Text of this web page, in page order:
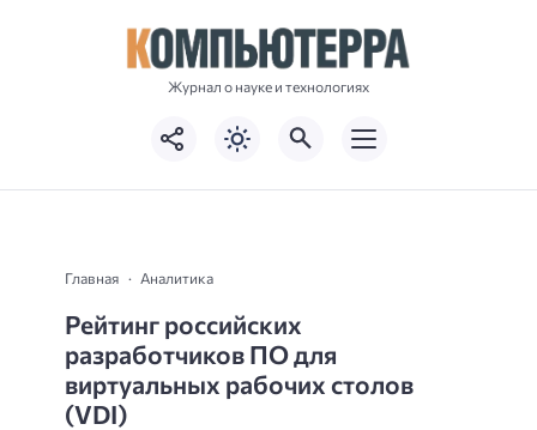
Журнал о науке и технологиях
Главная Аналитика
Рейтинг российских
разработчиков ПО для
виртуальных рабочих столов
(VDI)